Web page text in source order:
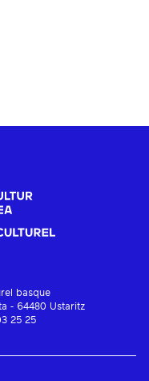
basque
- 64480 Ustaritz
25 25